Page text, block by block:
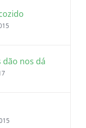
dão nos dá